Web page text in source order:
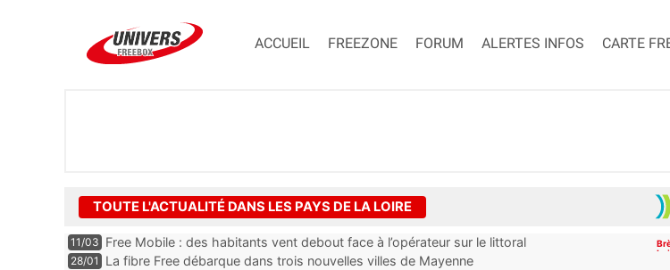
ACCUEIL FREEZONE FORUM ALERTES INFOS CARTE
TOUTE L'ACTUALITÉ DANS LES PAYS DE LA LOIRE
11/03 Free Mobile : des habitants vent debout face à l’opérateur sur le littoral
28/01 La fibre Free débarque dans trois nouvelles villes de Mayenne